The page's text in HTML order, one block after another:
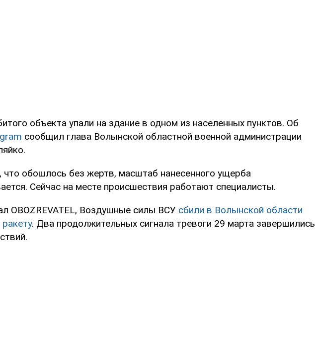
объекта упали на здание в одном из населенных пунктов. Об
сообщил глава Волынской областной военной администрации
что обошлось без жертв, масштаб нанесенного ущерба
Сейчас на месте происшествия работают специалисты.
OBOZREVATEL, Воздушные силы ВСУ сбили в Волынской области
. Два продолжительных сигнала тревоги 29 марта завершились